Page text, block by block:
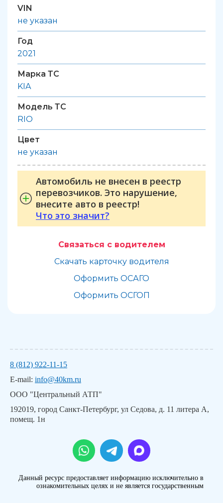
VIN
не указан
Год
2021
Марка ТС
KIA
Модель ТС
RIO
Цвет
не указан
Автомобиль не внесен в реестр
перевозчиков. Это нарушение,
внесите авто в реестр!
Что это значит?
Связаться с водителем
Скачать карточку водителя
Оформить ОСАГО
Оформить ОСГОП
8 (812) 922-11-15
E-mail: info@40km.ru
ООО "Центральный АТП"
192019, город Санкт-Петербург, ул Седова, д. 11 литера А,
помещ. 1н
Данный ресурс предоставляет информацию исключительно в
ознакомительных целях и не является государственным